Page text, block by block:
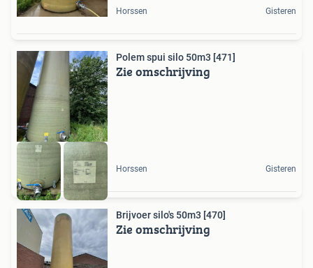
Horssen Gisteren
Polem spui silo 50m3 [471]
Zie omschrijving
Horssen Gisteren
Brijvoer silo's 50m3 [470]
Zie omschrijving